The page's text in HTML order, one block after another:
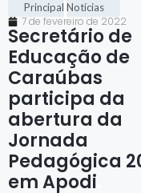
Principal Notícias
7 de fevereiro de 2022
Secretário de
Educação de
Caraúbas
participa da
abertura da
Jornada
Pedagógica
em Apodi